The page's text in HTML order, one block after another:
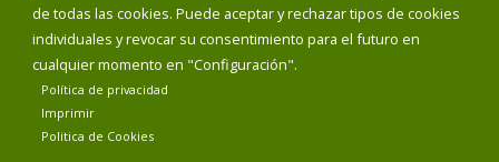
de todas las cookies. Puede aceptar y rechazar tipos de cookies
individuales y revocar su consentimiento para el futuro en
cualquier momento en "Configuración".
Política de privacidad
Imprimir
Politica de Cookies